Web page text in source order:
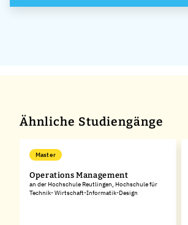
GmbH &
Ähnliche Studiengänge
Master
Operations Management
an der Hochschule Reutlingen, Hochschule für
Technik- Wirtschaft-Informatik-Design